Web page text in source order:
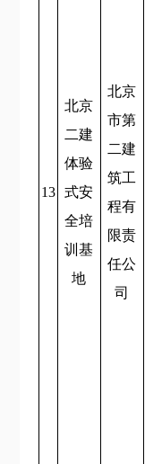
13
北京
二建
体验
式安
全培
训基
地
北京
市第
二建
筑工
程有
限责
任公
司